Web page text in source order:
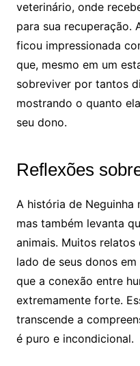
veterinário, onde
para sua recuperação.
ficou impressionada
que, mesmo em um
sobreviver por tantos
mostrando o quanto
seu dono.
Reflexões
A história de Neguinha
mas também levanta
animais. Muitos relatos
lado de seus donos
que a conexão entre
extremamente forte.
transcende a
é puro e incondicional.